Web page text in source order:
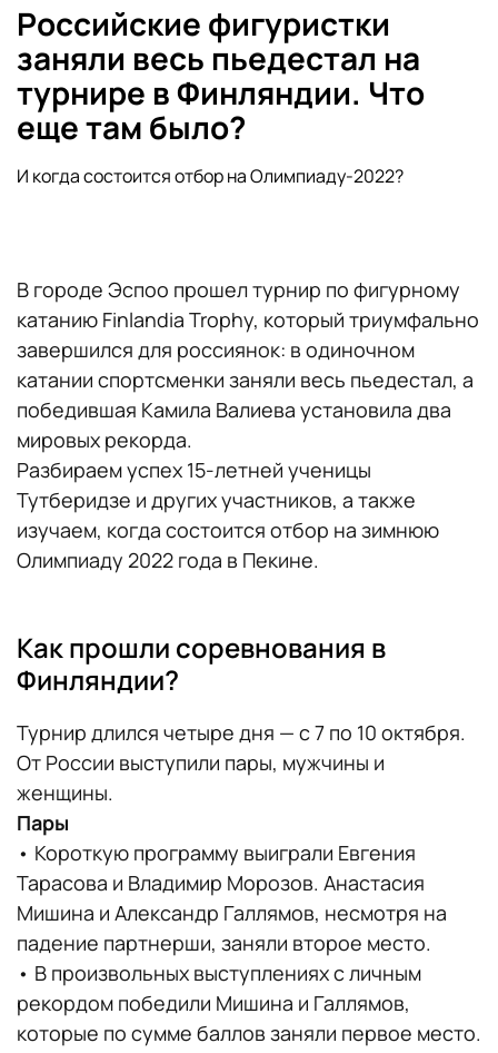
Российские фигуристки
заняли весь пьедестал на
турнире в Финляндии. Что
еще там было?
И когда состоится отбор на Олимпиаду-2022?
В городе Эспоо прошел турнир по фигурному
катанию Finlandia Trophy, который триумфально
завершился для россиянок: в одиночном
катании спортсменки заняли весь пьедестал, а
победившая Камила Валиева установила два
мировых рекорда.
Разбираем успех 15-летней ученицы
Тутберидзе и других участников, а также
изучаем, когда состоится отбор на зимнюю
Олимпиаду 2022 года в Пекине.
Как прошли соревнования в
Финляндии?
Турнир длился четыре дня — с 7 по 10 октября.
От России выступили пары, мужчины и
женщины.
Пары
• Короткую программу выиграли Евгения
Тарасова и Владимир Морозов. Анастасия
Мишина и Александр Галлямов, несмотря на
падение партнерши, заняли второе место.
• В произвольных выступлениях с личным
рекордом победили Мишина и Галлямов,
которые по сумме баллов заняли первое место.